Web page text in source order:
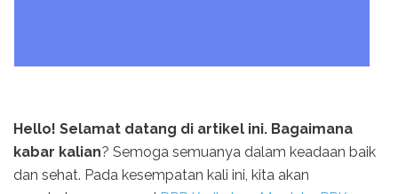
Hello! Selamat datang di artikel ini. Bagaimana
kabar kalian? Semoga semuanya dalam keadaan baik
dan sehat. Pada kesempatan kali ini, kita akan